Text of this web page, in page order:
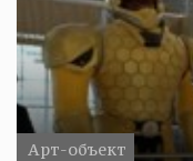
Арт-объект